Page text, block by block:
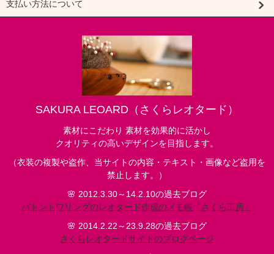
支払い方法について
SAKURA LEOARD（さくらレオタード）
素材にこだわり 素材を効果的に活かし
クオリティの高いデザインを目指します。
（衣装の複製や盗作、当サイトの内容・テキスト・画像など盗用を
禁止します。）
🌸 2012.3.30～14.2.10の過去ブログ
バトントワリングのレオタード作成のメモ帳「さくら工房」
🌸 2014.2.22～23.9.28の過去ブログ
さくらレオタードサイトのブログページ